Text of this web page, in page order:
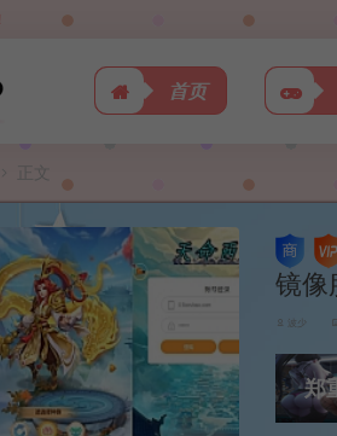
首页
正文
镜像
波少
郑